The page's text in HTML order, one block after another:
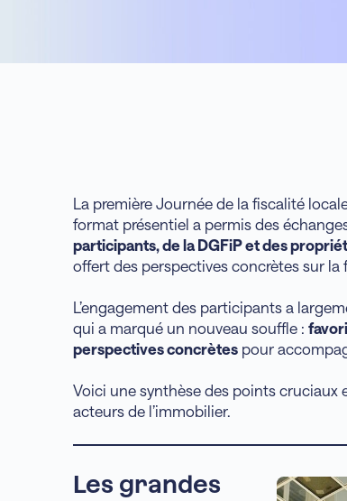
La première Journée de la fiscalité
format présentiel a permis des
participants, de la DGFiP et des
offert des perspectives concrètes sur
L’engagement des participants a
qui a marqué un nouveau souffle :
perspectives concrètespour
Voici une synthèse des points
acteurs de l’immobilier.
Les grandes